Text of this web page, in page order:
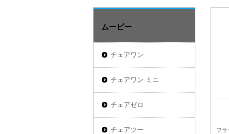
フラ
ムービー
チェアワン
チェアワン ミニ
チェアゼロ
チェアツー